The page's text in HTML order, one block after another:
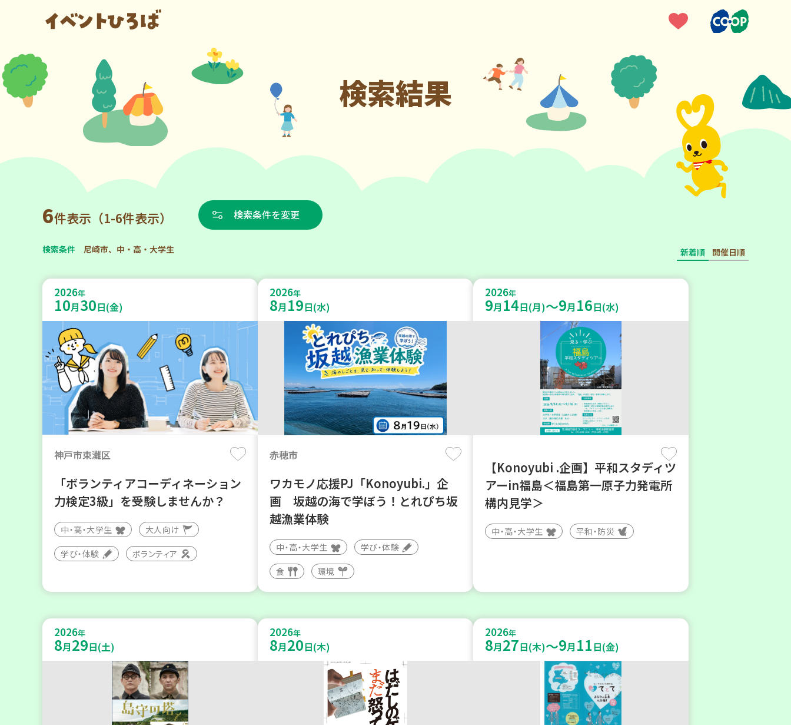
検索結果
6件表示（1-6件表示） 検索条件を変更
検索条件 尼崎市、中・高・大学生 新着順 開催日順
2026年
10月30日(金)
神戸市東灘区
「ボランティアコーディネーション
力検定3級」を受験しませんか？
中・高・大学生 大人向け
学び・体験 ボランティア
2026年
8月 19日(水)
赤穂市
ワカモノ応援PJ「Konoyubi.」企
画 坂越の海で学ぼう！とれぴち坂
越漁業体験
中・高・大学生 学び・体験
食 環境
2026年
9月 14日(月)～9月 16日(水)
【Konoyubi .企画】平和スタディツ
アーin福島＜福島第一原子力発電所
構内見学＞
中・高・大学生 平和・防災
2026年
8月29日(土)
2026年
8月20日(木)
2026年
8月27日(木)～9月 11日(金)